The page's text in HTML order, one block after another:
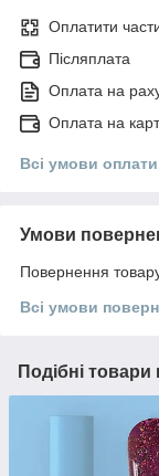
Оплатити
Післяплата
Оплата на
Оплата на
Всі умови оплати
Умови
Повернення
Всі умови
Подібні товари